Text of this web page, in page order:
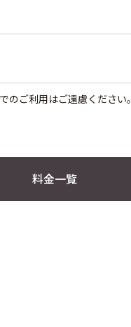
ご利用はご遠慮ください。
料金一覧